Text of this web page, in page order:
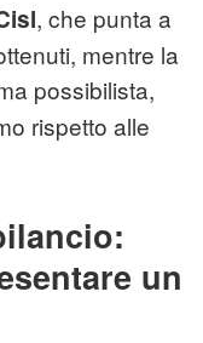
, che punta a
mentre la
possibilista,
rispetto alle
un